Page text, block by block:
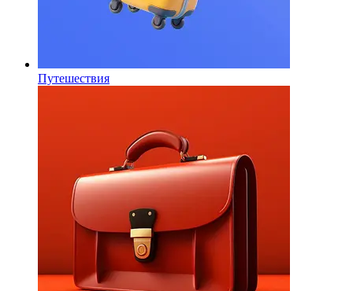
Путешествия